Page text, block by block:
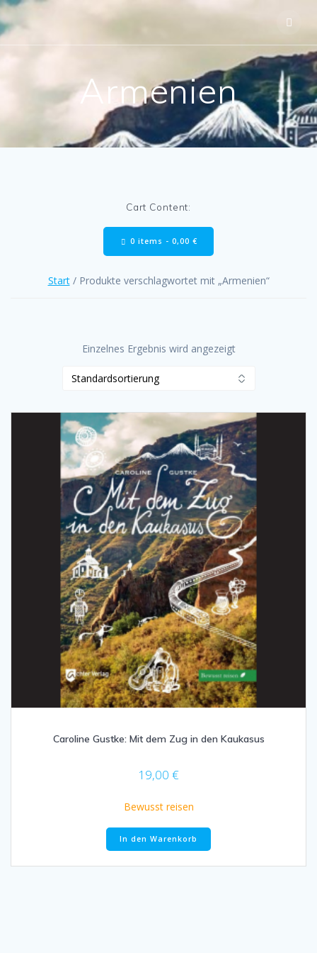
Armenien
Cart Content:
0 items - 0,00 €
Start/ Produkte verschlagwortet mit „Armenien“
Einzelnes Ergebnis wird angezeigt
Caroline Gustke: Mit dem Zug in den Kaukasus
19,00 €
Bewusst reisen
In den Warenkorb